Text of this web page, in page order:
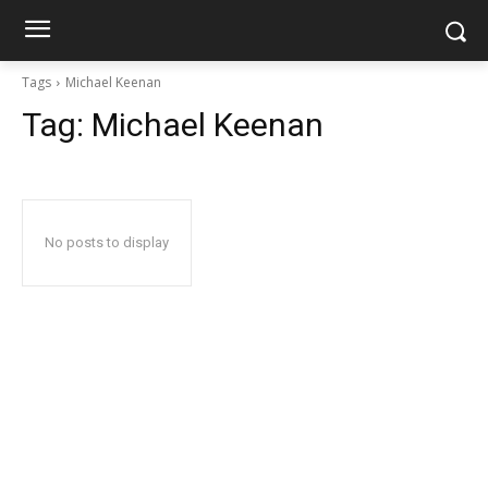
Tags Michael Keenan
Tag: Michael Keenan
No posts to display